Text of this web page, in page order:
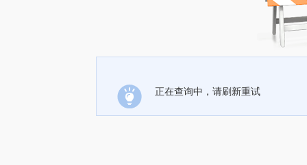
正在查询中，请刷新重试